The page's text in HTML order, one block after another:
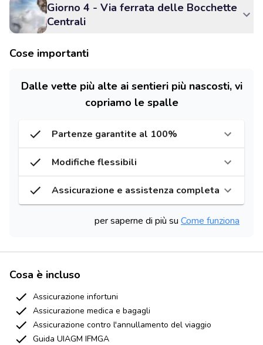
Giorno 4 - Via ferrata delle Bocchette
Centrali
Cose importanti
Dalle vette più alte ai sentieri più nascosti, vi
copriamo le spalle
Partenze garantite al 100%
Modifiche flessibili
Assicurazione e assistenza completa
per saperne di più su Come funziona
Cosa è incluso
Assicurazione infortuni
Assicurazione medica e bagagli
Assicurazione contro l'annullamento del viaggio
Guida UIAGM IFMGA